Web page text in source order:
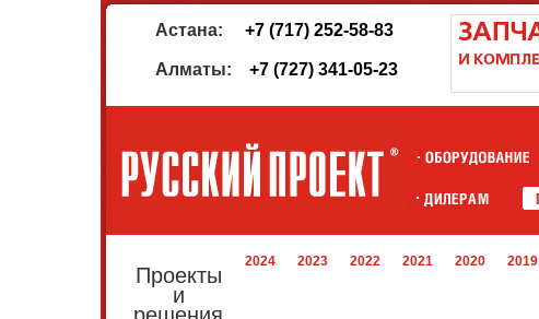
Астана: +7 (717) 252-58-83
Алматы: +7 (727) 341-05-23
Проекты
и
2024 2023 2022 2021 2020 2019